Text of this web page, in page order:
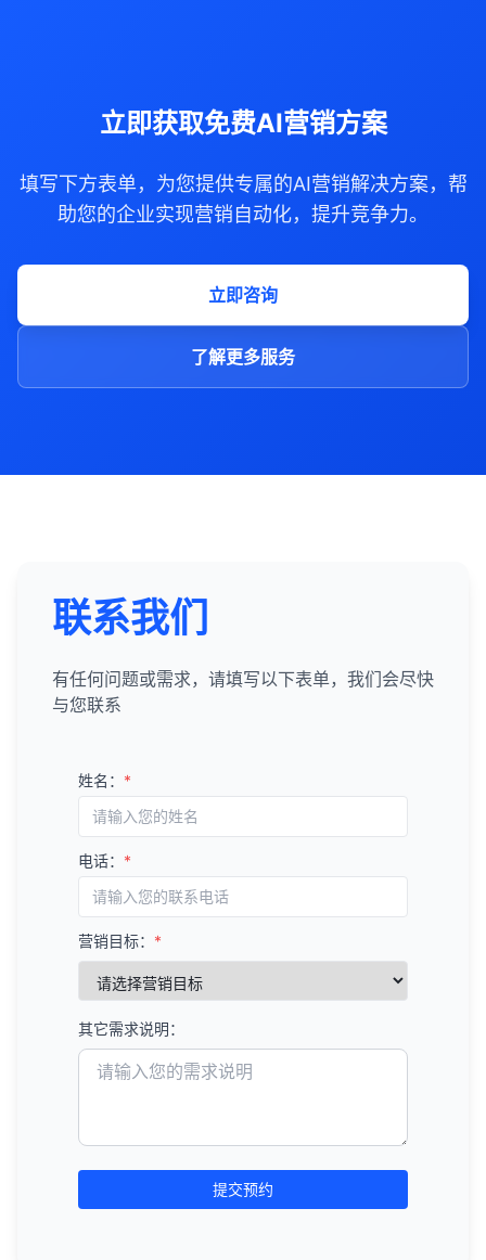
立即获取免费AI营销方案
填写下方表单，为您提供专属的AI营销解决方案，帮
助您的企业实现营销自动化，提升竞争力。
立即咨询
了解更多服务
联系我们
有任何问题或需求，请填写以下表单，我们会尽快
与您联系
姓名： *
电话： *
营销目标： *
其它需求说明：
提交预约